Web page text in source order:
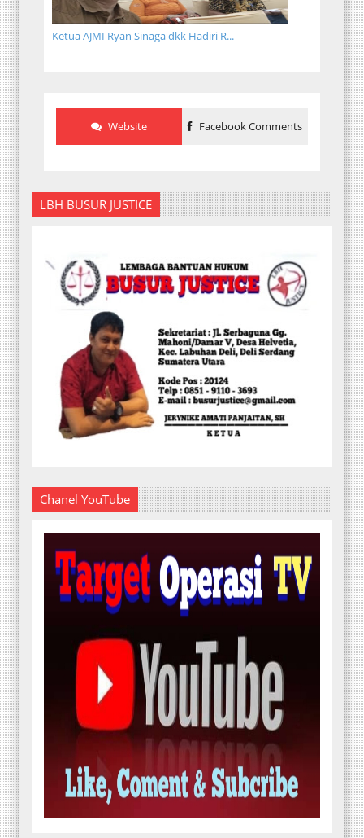
Ketua AJMI Ryan Sinaga dkk Hadiri R...
Website Facebook Comments
LBH BUSUR JUSTICE
Chanel YouTube